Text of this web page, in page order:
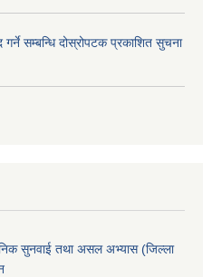
गर्ने सम्बन्धि दोस्रोपटक प्रकाशित सुचना
सुनवाई तथा असल अभ्यास (जिल्ला